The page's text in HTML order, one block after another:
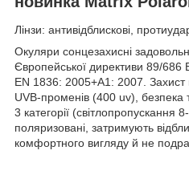
Лінзи: антивідблискові,
Окуляри сонцезахисні
Європейської директиви 89/686
EN 1836: 2005+А1: 2007. Захист
UVB-променів (400 uv), безпека
3 категорії (світлопропускання
поляризовані, затримують
комфортного вигляду й не